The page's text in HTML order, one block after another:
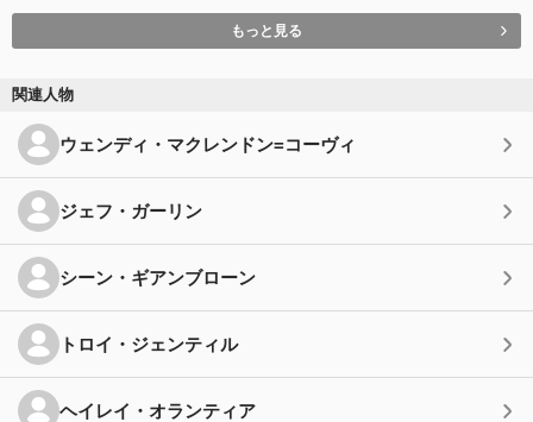
もっと見る
関連人物
ウェンディ・マクレンドン=コーヴィ
ジェフ・ガーリン
シーン・ギアンブローン
トロイ・ジェンティル
ヘイレイ・オランティア